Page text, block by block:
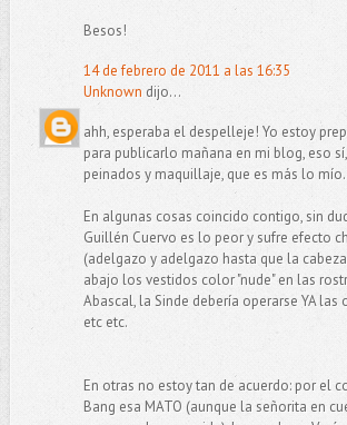
Besos!
14 de febrero de 2011 a las 16:35
Unknown dijo...
ahh, esperaba el despelleje! Yo estoy
para publicarlo mañana en mi blog, eso
peinados y maquillaje, que es más lo
En algunas cosas coincido contigo, sin
Guillén Cuervo es lo peor y sufre efecto
(adelgazo y adelgazo hasta que la
abajo los vestidos color "nude" en las
Abascal, la Sinde debería operarse YA
etc etc.
En otras no estoy tan de acuerdo: por el
Bang esa MATO (aunque la señorita en